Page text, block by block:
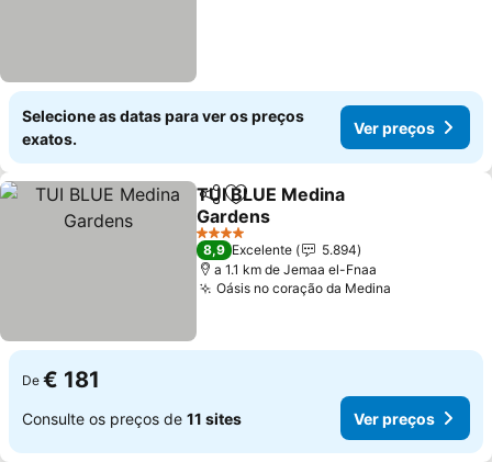
Selecione as datas para ver os preços
exatos.
Ver preços
PartilharAdicionar aos favoritos
TUI BLUE Medina
Gardens
Ver preços
4 Estrelas
8,9 Excelente
5.894
a 1.1 km de Jemaa el-Fnaa
Oásis no coração da Medina
De € 181
Consulte os preços de 11 sites Ver preços